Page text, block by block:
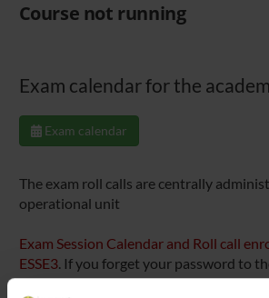
Course not running
Exam calendar for the
Exam calendar
The exam roll calls are centrally
operational unit
Exam Session Calendar and Roll call
ESSE3. If you forget your password to
please contact the technical office in